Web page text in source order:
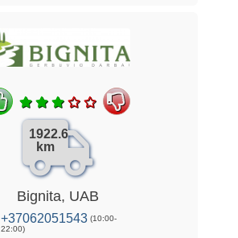
1922.6
km
Bignita, UAB
+37062051543 (10:00-
22:00)